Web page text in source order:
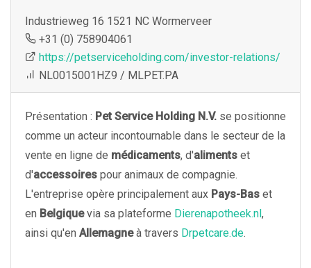
Industrieweg 16 1521 NC Wormerveer
+31 (0) 758904061
https://petserviceholding.com/investor-relations/
NL0015001HZ9 / MLPET.PA
Présentation : Pet Service Holding N.V. se positionne
comme un acteur incontournable dans le secteur de la
vente en ligne de médicaments, d'aliments et
d'accessoires pour animaux de compagnie.
L'entreprise opère principalement aux Pays-Bas et
en Belgiquevia sa plateforme Dierenapotheek.nl,
ainsi qu'en Allemagneà travers Drpetcare.de.